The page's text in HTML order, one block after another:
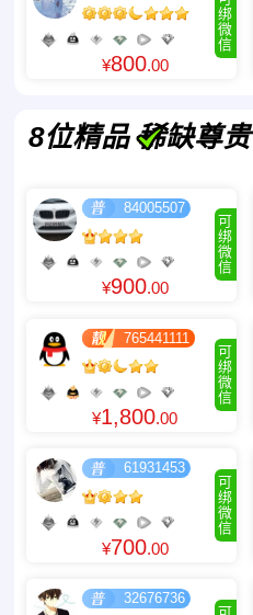
绑
微
信
¥800.00
8位精品 稀缺尊贵
可
绑
微
信
84005507
¥900.00
可
绑
微
信
765441111
¥1,800.00
可
绑
微
信
61931453
¥700.00
32676736